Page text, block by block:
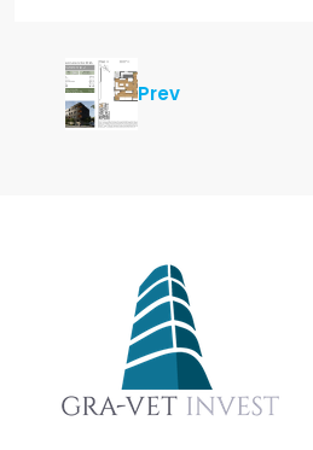
Prev